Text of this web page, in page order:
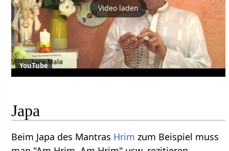
Video laden
YouTube
Japa
Beim Japa des Mantras Hrim zum Beispiel muss